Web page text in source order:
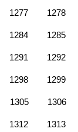
1277 1278
1284 1285
1291 1292
1298 1299
1305 1306
1312 1313